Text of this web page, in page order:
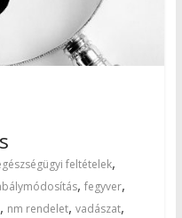
feltételek,
, fegyver,
, nm rendelet, vadászat,